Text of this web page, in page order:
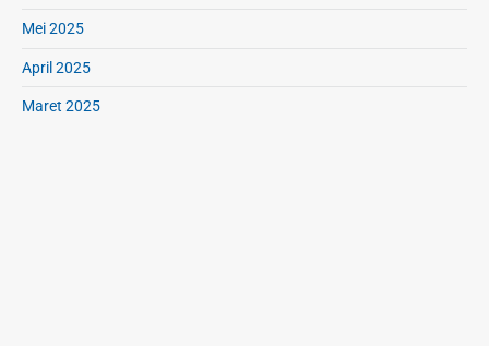
Mei 2025
April 2025
Maret 2025